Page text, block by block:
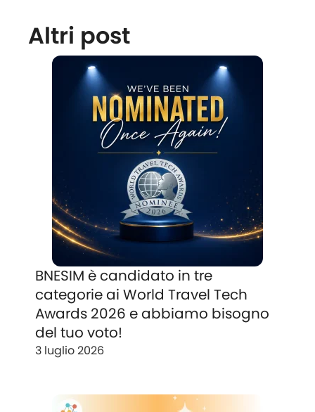
Altri post
BNESIM è candidato in tre
categorie ai World Travel Tech
Awards 2026 e abbiamo bisogno
del tuo voto!
3 luglio 2026